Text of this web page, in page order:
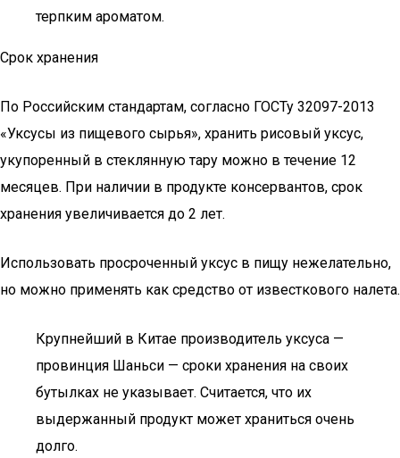
терпким ароматом.
Срок хранения
По Российским стандартам, согласно ГОСТу 32097-2013
«Уксусы из пищевого сырья», хранить рисовый уксус,
укупоренный в стеклянную тару можно в течение 12
месяцев. При наличии в продукте консервантов, срок
хранения увеличивается до 2 лет.
Использовать просроченный уксус в пищу нежелательно,
но можно применять как средство от известкового налета.
Крупнейший в Китае производитель уксуса —
провинция Шаньси — сроки хранения на своих
бутылках не указывает. Считается, что их
выдержанный продукт может храниться очень
долго.